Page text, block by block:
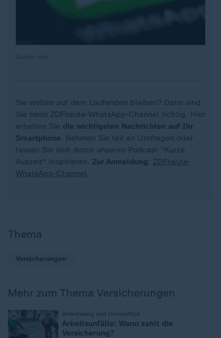
Sie wollen auf dem Laufenden bleiben? Dann sind
Sie beim ZDFheute-WhatsApp-Channel richtig. Hier
erhalten Sie die wichtigsten Nachrichten auf Ihr
Smartphone. Nehmen Sie teil an Umfragen oder
lassen Sie sich durch unseren Podcast "Kurze
Auszeit" inspirieren. Zur Anmeldung : ZDFheute-
WhatsApp-Channel.
Thema
Versicherungen
Mehr zum Thema Versicherungen
Arbeitsweg und Homeoffice
Arbeitsunfälle: Wann zahlt die
Versicherung?